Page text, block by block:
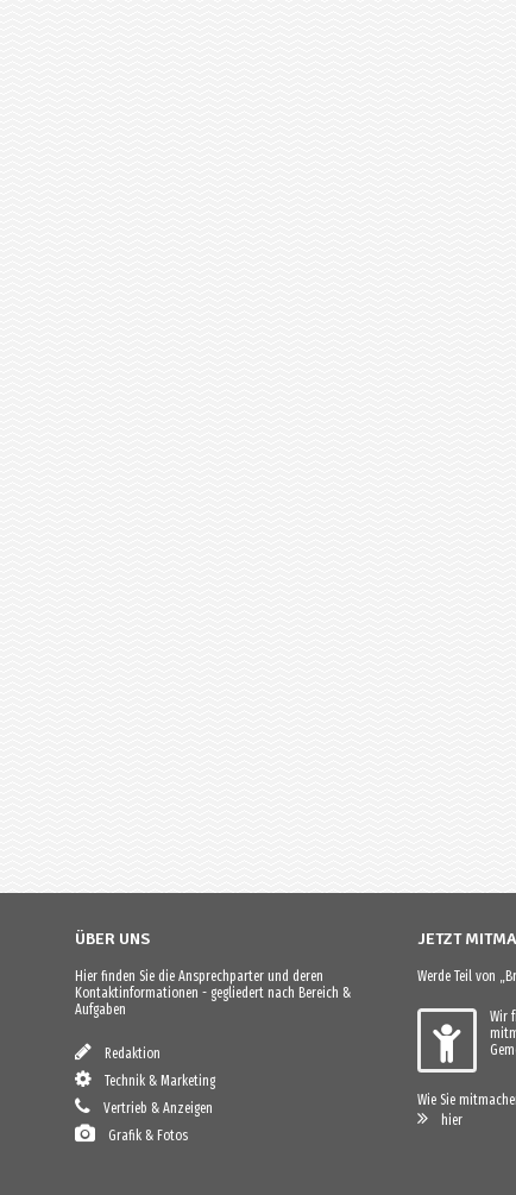
ÜBER UNS
Hier finden Sie die Ansprechparter und deren
Kontaktinformationen - gegliedert nach Bereich &
Aufgaben
Redaktion
Technik & Marketing
Vertrieb & Anzeigen
Grafik & Fotos
JETZT
Werde Teil von
Wir
Wie Sie
hier